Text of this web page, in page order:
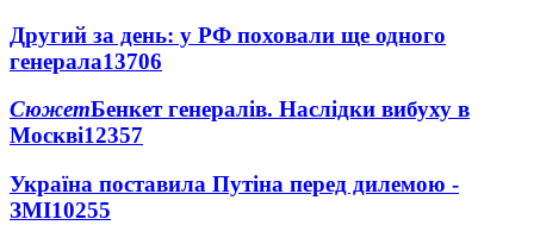
Другий за день: у РФ поховали ще одного
генерала13706
СюжетБенкет генералів. Наслідки вибуху в
Москві12357
Україна поставила Путіна перед дилемою -
ЗМІ10255